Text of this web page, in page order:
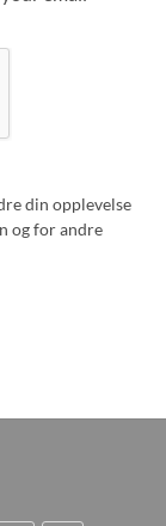
din opplevelse
og for andre